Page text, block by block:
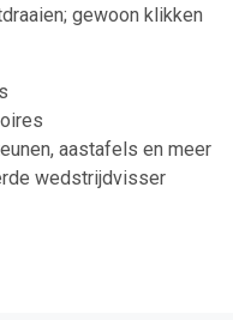
gewoon klikken
aastafels en meer
wedstrijdvisser